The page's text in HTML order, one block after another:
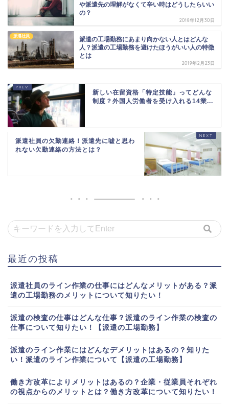
や派遣先の理解がなくて辛い時はどうしたらいい
の？
2018年12月30日
派遣社員
派遣の工場勤務にあまり向かない人とはどんな
人？派遣の工場勤務を避けたほうがいい人の特徴
とは
2019年2月23日
新しい在留資格「特定技能」ってどんな
制度？外国人労働者を受け入れる14業...
派遣社員の欠勤連絡！派遣先に嘘と思わ
れない欠勤連絡の方法とは？
最近の投稿
派遣社員のライン作業の仕事にはどんなメリットがある？派
遣の工場勤務のメリットについて知りたい！
派遣の検査の仕事はどんな仕事？派遣のライン作業の検査の
仕事について知りたい！【派遣の工場勤務】
派遣のライン作業にはどんなデメリットはあるの？知りた
い！派遣のライン作業について【派遣の工場勤務】
働き方改革によりメリットはあるの？企業・従業員それぞれ
の視点からのメリットとは？働き方改革について知りたい！